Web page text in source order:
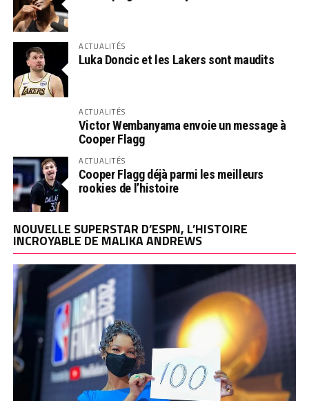
ACTUALITÉS
Luka Doncic et les Lakers sont maudits
ACTUALITÉS
Victor Wembanyama envoie un message à
Cooper Flagg
ACTUALITÉS
Cooper Flagg déjà parmi les meilleurs
rookies de l’histoire
NOUVELLE SUPERSTAR D’ESPN, L’HISTOIRE
INCROYABLE DE MALIKA ANDREWS